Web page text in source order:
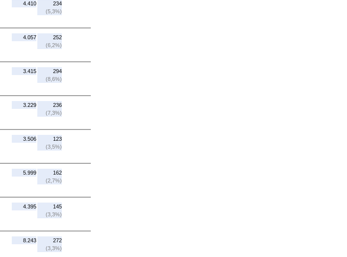
4.410
234
(5,3%)
4.057
252
(6,2%)
3.415
294
(8,6%)
3.229
236
(7,3%)
3.506
123
(3,5%)
5.999
162
(2,7%)
4.395
145
(3,3%)
8.243
272
(3,3%)